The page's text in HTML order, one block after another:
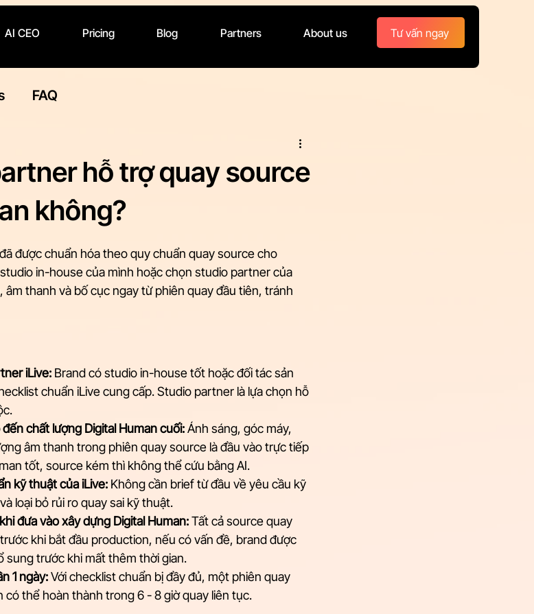
AI CEO Pricing Blog Partners About us Tư vấn ngay
FAQ
hỗ trợ quay source
không?
được chuẩn hóa theo quy chuẩn quay source cho
in-house của mình hoặc chọn studio partner của
âm thanh và bố cục ngay từ phiên quay đầu tiên, tránh
iLive: Brand có studio in-house tốt hoặc đối tác sản
chuẩn iLive cung cấp. Studio partner là lựa chọn hỗ
chất lượng Digital Human cuối: Ánh sáng, góc máy,
âm thanh trong phiên quay source là đầu vào trực tiếp
tốt, source kém thì không thể cứu bằng AI.
kỹ thuật của iLive: Không cần brief từ đầu về yêu cầu kỹ
loại bỏ rủi ro quay sai kỹ thuật.
đưa vào xây dựng Digital Human: Tất cả source quay
khi bắt đầu production, nếu có vấn đề, brand được
sung trước khi mất thêm thời gian.
1 ngày: Với checklist chuẩn bị đầy đủ, một phiên quay
có thể hoàn thành trong 6 - 8 giờ quay liên tục.